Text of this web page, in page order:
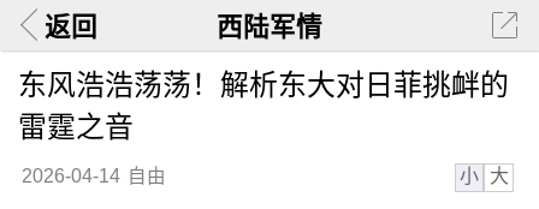
返回 西陆军情
东风浩浩荡荡！解析东大对日菲挑衅的
雷霆之音
2026-04-14 自由 小 大